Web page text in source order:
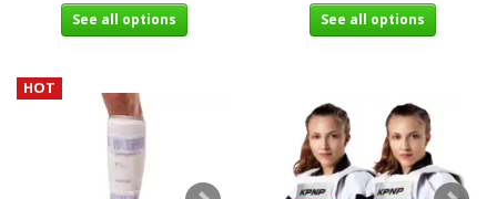
See all options See all options
HOT